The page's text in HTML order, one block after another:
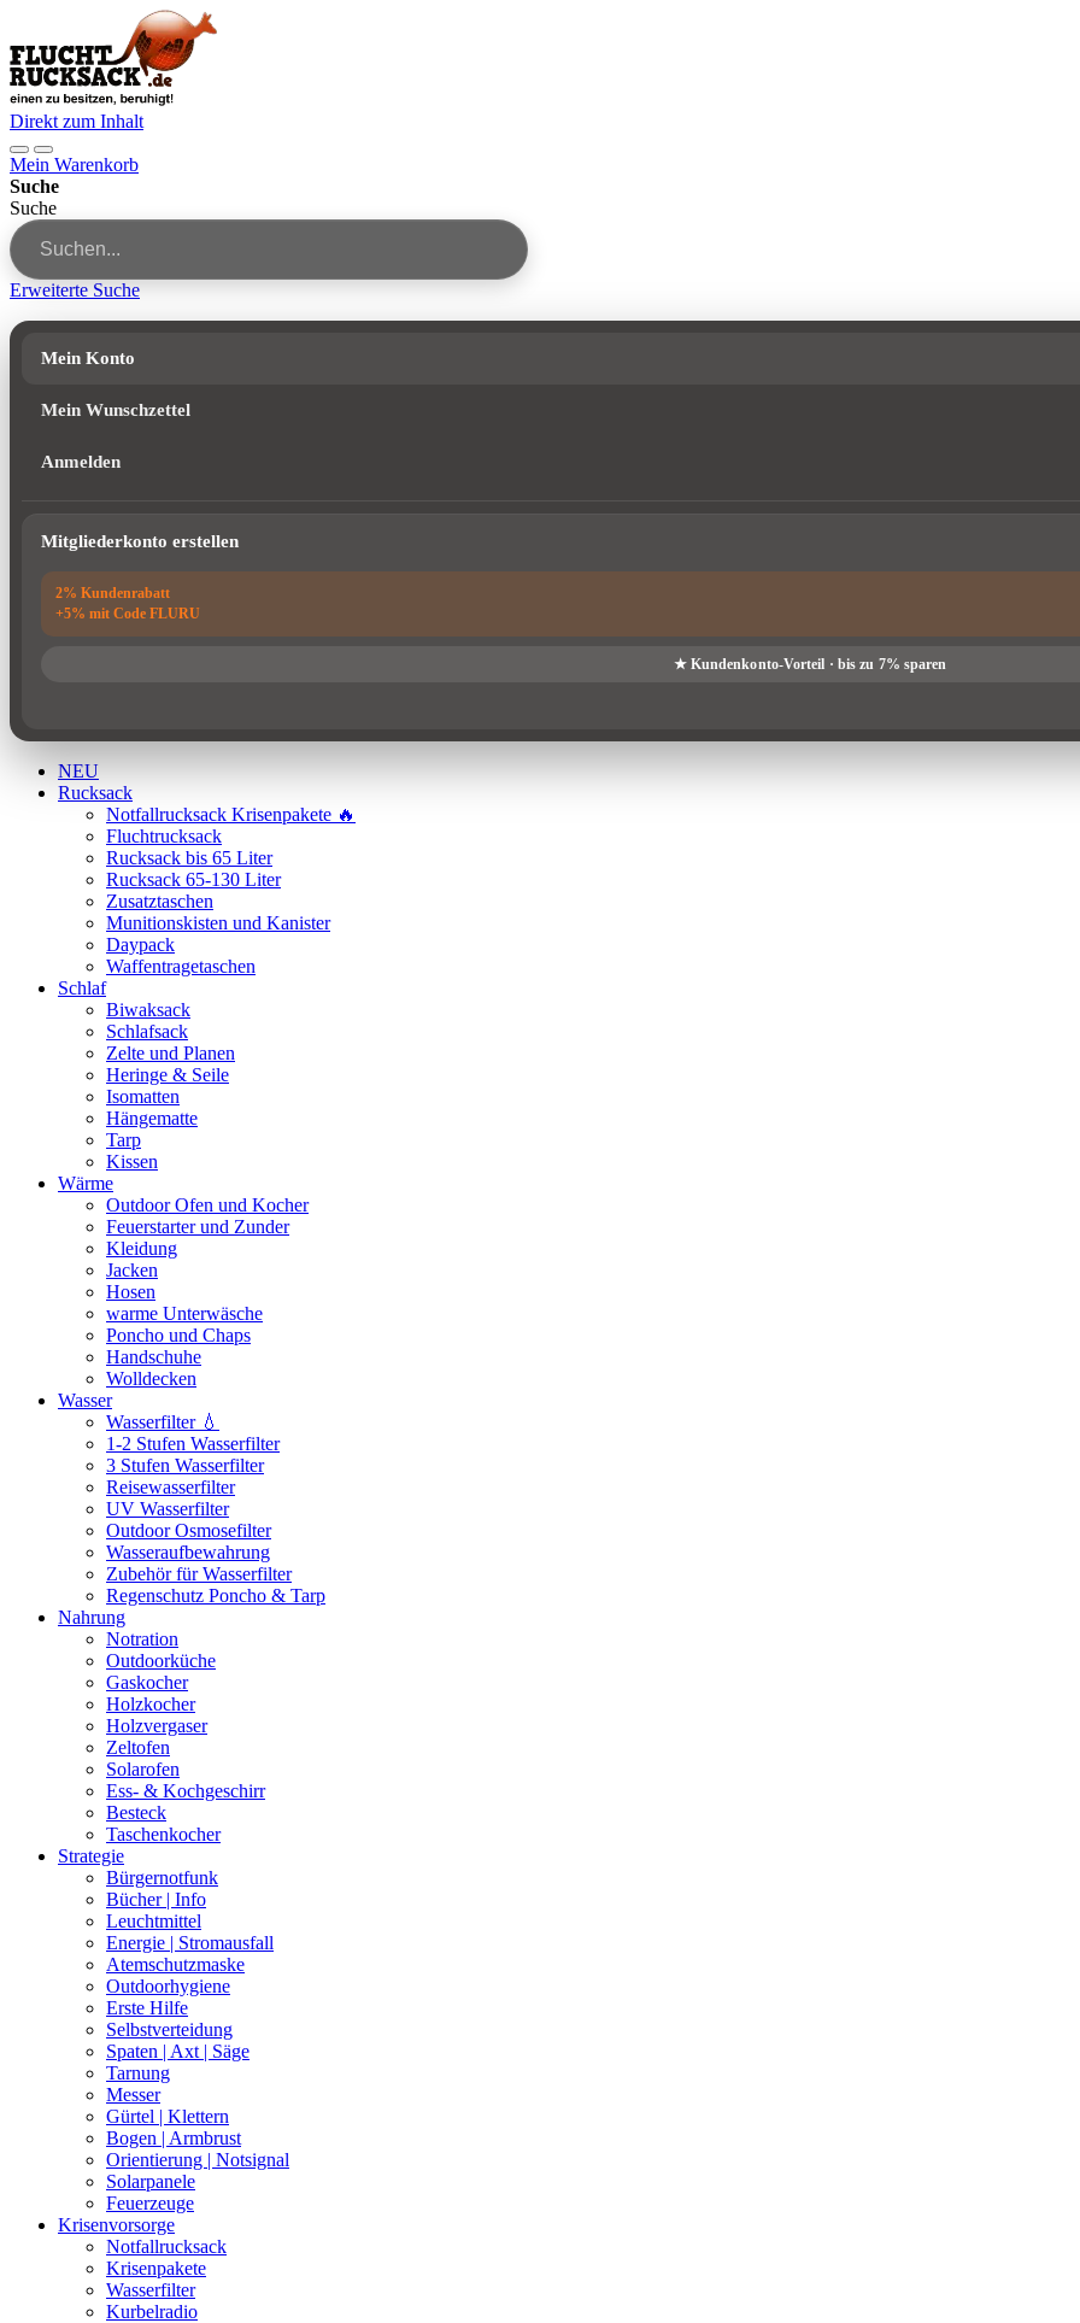
Direkt zum Inhalt
Mein Warenkorb
Suche
Suche
Erweiterte Suche
Mein Konto
Mein Wunschzettel
Anmelden
Mitgliederkonto erstellen
NEU
Rucksack
Notfallrucksack Krisenpakete 🔥
Fluchtrucksack
Rucksack bis 65 Liter
Rucksack 65-130 Liter
Zusatztaschen
Munitionskisten und Kanister
Daypack
Waffentragetaschen
Schlaf
Biwaksack
Schlafsack
Zelte und Planen
Heringe & Seile
Isomatten
Hängematte
Tarp
Kissen
Wärme
Outdoor Ofen und Kocher
Feuerstarter und Zunder
Kleidung
Jacken
Hosen
warme Unterwäsche
Poncho und Chaps
Handschuhe
Wolldecken
Wasser
Wasserfilter 💧
1-2 Stufen Wasserfilter
3 Stufen Wasserfilter
Reisewasserfilter
UV Wasserfilter
Outdoor Osmosefilter
Wasseraufbewahrung
Zubehör für Wasserfilter
Regenschutz Poncho & Tarp
Nahrung
Notration
Outdoorküche
Gaskocher
Holzkocher
Holzvergaser
Zeltofen
Solarofen
Ess- & Kochgeschirr
Besteck
Taschenkocher
Strategie
Bürgernotfunk
Bücher | Info
Leuchtmittel
Energie | Stromausfall
Atemschutzmaske
Outdoorhygiene
Erste Hilfe
Selbstverteidung
Spaten | Axt | Säge
Tarnung
Messer
Gürtel | Klettern
Bogen | Armbrust
Orientierung | Notsignal
Solarpanele
Feuerzeuge
Krisenvorsorge
Notfallrucksack
Krisenpakete
Wasserfilter
Kurbelradio